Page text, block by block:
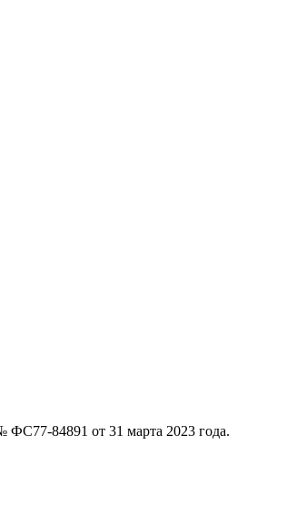
ФС77-84891 от 31 марта 2023 года.